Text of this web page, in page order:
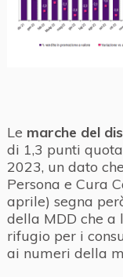
Le marche del
di 1,3 punti
2023, un dato
Persona e Cura
aprile) segna
della MDD che a
rifugio per i
ai numeri della